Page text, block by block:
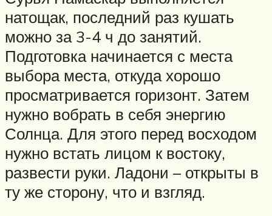
натощак, последний раз кушать
можно за 3-4 ч до занятий.
Подготовка начинается с места
выбора места, откуда хорошо
просматривается горизонт. Затем
нужно вобрать в себя энергию
Солнца. Для этого перед восходом
нужно встать лицом к востоку,
развести руки. Ладони – открыты в
ту же сторону, что и взгляд.